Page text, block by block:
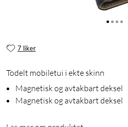
7 liker
Todelt mobiletui i ekte skinn
Magnetisk og avtakbart deksel
Magnetisk og avtakbart deksel